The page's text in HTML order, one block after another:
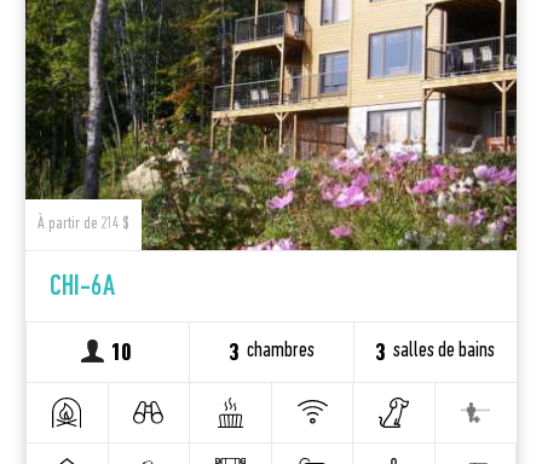
À partir de 214 $
CHI-6A
10 3 chambres 3 salles de bains